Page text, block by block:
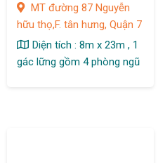
MT đường 87 Nguyễn
hữu thọ,F. tân hưng, Quận 7
Diện tích : 8m x 23m , 1
gác lững gồm 4 phòng ngũ